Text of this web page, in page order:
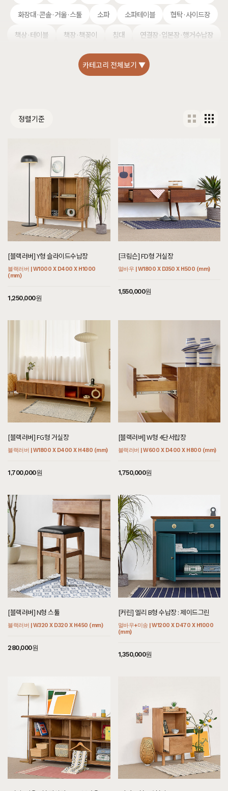
화장대·콘솔·거울·스툴
소파 소파테이블
협탁·사이드장
책상·테이블
책장·책꽂이 침대 연결장·입본장·행거수납장
카테고리 전체보기 ▼
정렬기준
[블랙러버] Y형 슬라이드수납장
블랙러버 | W1000 X D400 X H1000
(mm)
1,250,000원
[크림슨] FD형 거실장
멀바우 | W1800 X D350 X H500 (mm)
1,550,000원
[블랙러버] FG형 거실장
블랙러버 | W1800 X D400 X H480 (mm)
1,700,000원
[블랙러버] W형 4단서랍장
블랙러버 | W600 X D400 X H800 (mm)
1,750,000원
[블랙러버] N형 스툴
블랙러버 | W320 X D320 X H450 (mm)
280,000원
[커린] 엘리 B형 수납장 : 제이드그린
멀바우+미송 | W1200 X D470 X H1000
(mm)
1,350,000원